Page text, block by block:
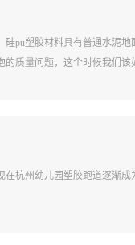
pu塑胶材料具有普通水泥
质量问题，这个时候我们该
杭州幼儿园塑胶跑道逐渐